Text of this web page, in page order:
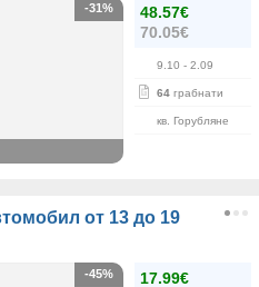
48.57€
70.05€
9.10 - 2.09
64 грабнати
кв. Горубляне
-31%
от 13 до 19
17.99€
-45%